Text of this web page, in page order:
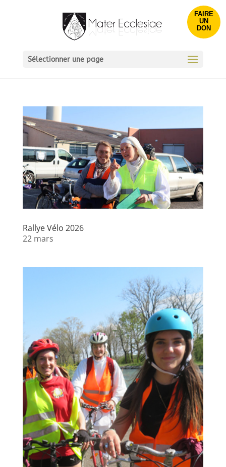
FAIRE
UN
DON
Sélectionner une page
Rallye Vélo 2026
22 mars